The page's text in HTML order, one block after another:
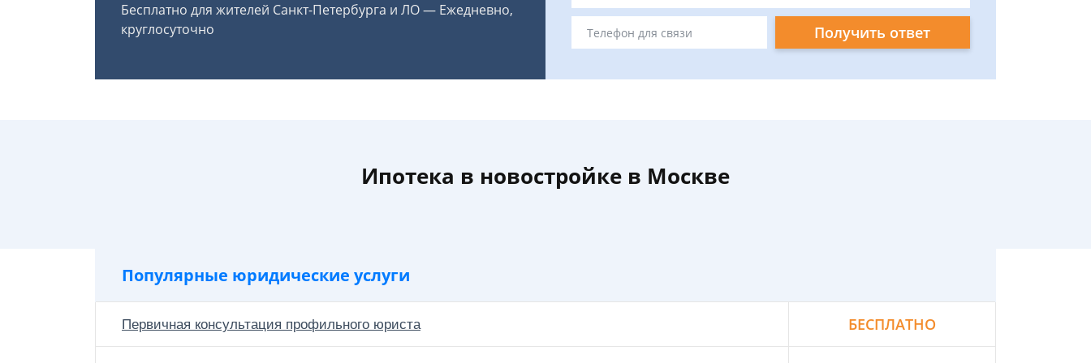
Бесплатно для жителей Санкт-Петербурга и ЛО — Ежедневно,
круглосуточно
Получить ответ
Ипотека в новостройке в Москве
Популярные юридические услуги
Первичная консультация профильного юриста БЕСПЛАТНО